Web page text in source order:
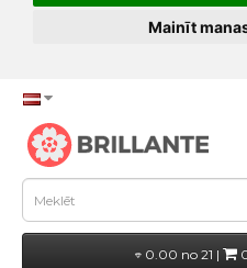
Mainīt
0.00 no 21 |